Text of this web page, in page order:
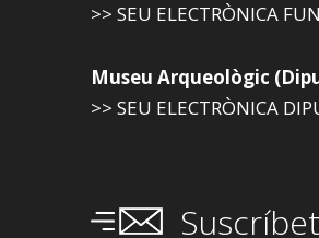
>> SEU ELECTRÒNICA
Museu Arqueològic
>> SEU ELECTRÒNICA